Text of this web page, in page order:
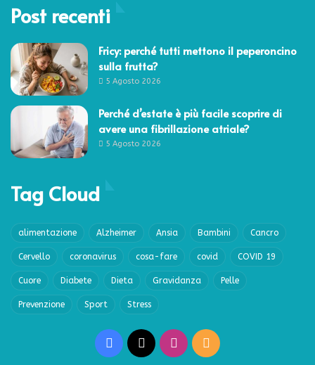
Post recenti
Fricy: perché tutti mettono il peperoncino
sulla frutta?
5 Agosto 2026
Perché d’estate è più facile scoprire di
avere una fibrillazione atriale?
5 Agosto 2026
Tag Cloud
alimentazione Alzheimer Ansia Bambini Cancro
Cervello coronavirus cosa-fare covid COVID 19
Cuore Diabete Dieta Gravidanza Pelle
Prevenzione Sport Stress
Facebook Instagram
RSS